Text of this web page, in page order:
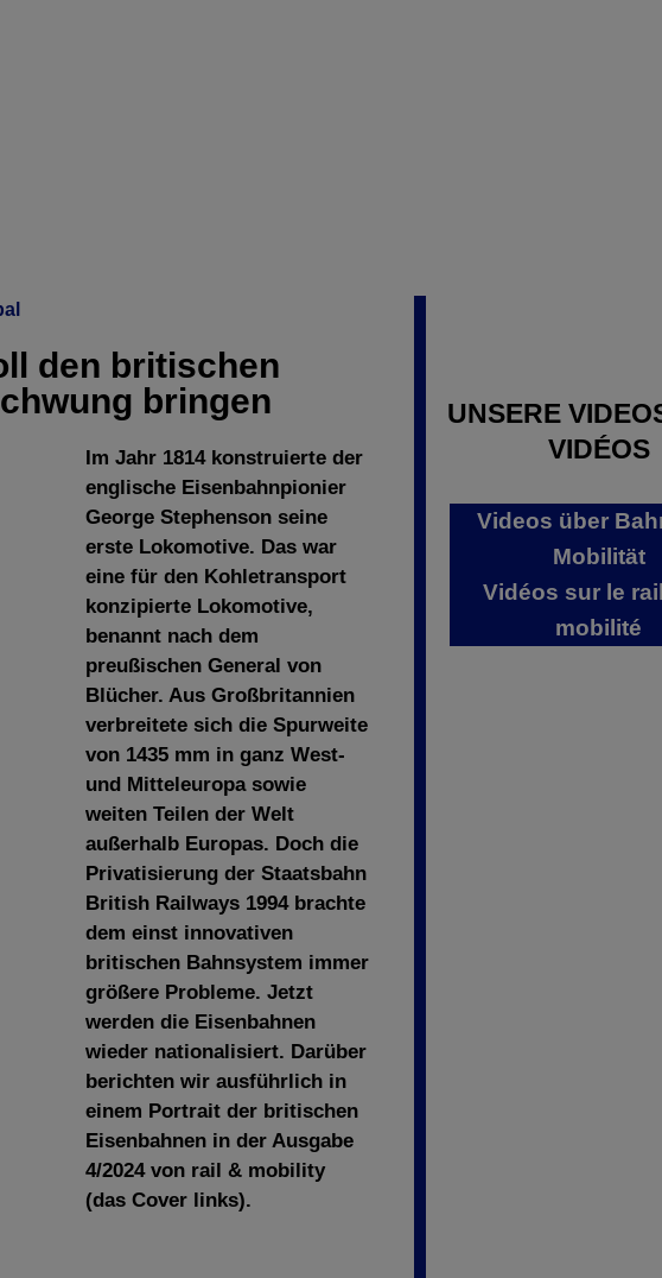
den britischen
bringen
Im Jahr 1814 konstruierte der
englische Eisenbahnpionier
George Stephenson seine
erste Lokomotive. Das war
eine für den Kohletransport
konzipierte Lokomotive,
benannt nach dem
preußischen General von
Blücher. Aus Großbritannien
verbreitete sich die Spurweite
von 1435 mm in ganz West-
und Mitteleuropa sowie
weiten Teilen der Welt
außerhalb Europas. Doch die
Privatisierung der Staatsbahn
British Railways 1994 brachte
dem einst innovativen
britischen Bahnsystem immer
größere Probleme. Jetzt
werden die Eisenbahnen
wieder nationalisiert. Darüber
berichten wir ausführlich in
einem Portrait der britischen
Eisenbahnen in der Ausgabe
4/2024 von rail & mobility
(das Cover links).
UNSERE
VIDÉOS
Videos über
Mobilität
Vidéos sur le
mobilité